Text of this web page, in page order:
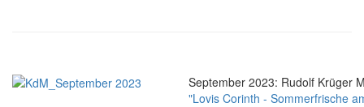
September 2023: Rudolf Krüger
"Lovis Corinth - Sommerfrische